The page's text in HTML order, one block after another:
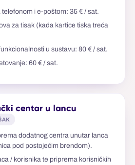
i e-poštom: 35 € / sat.
za tisak (kada kartice tiska treća
u sustavu: 80 € / sat.
60 € / sat.
centar u lancu
dodatnog centra unutar lanca
pod postojećim brendom).
/ korisnika te priprema korisničkih